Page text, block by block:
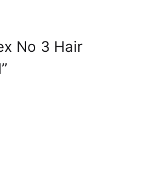
No 3 Hair